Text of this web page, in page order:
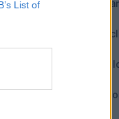
List of